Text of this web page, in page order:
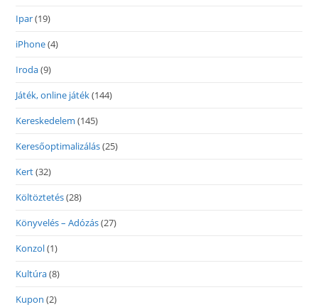
Ipar(19)
iPhone(4)
Iroda(9)
Játék, online játék(144)
Kereskedelem (145)
Keresőoptimalizálás(25)
Kert(32)
Költöztetés(28)
Könyvelés – Adózás(27)
Konzol(1)
Kultúra(8)
Kupon (2)